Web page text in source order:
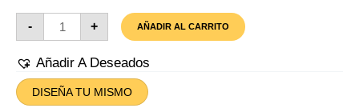
-
Azulejo
Cristo
San
Esteban
+ AÑADIR AL CARRITO
Añadir A Deseados
DISEÑA TU MISMO